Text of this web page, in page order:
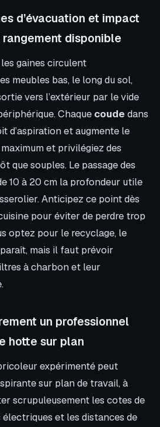
d’évacuation et impact
disponible
gaines circulent
meubles bas, le long du sol,
vers l’extérieur par le vide
Chaque coude dans
d’aspiration et augmente le
et privilégiez des
que souples. Le passage des
10 à 20 cm la profondeur utile
Anticipez ce point dès
pour éviter de perdre trop
optez pour le recyclage, le
mais il faut prévoir
à charbon et leur
un professionnel
hotte sur plan
expérimenté peut
sur plan de travail, à
scrupuleusement les cotes de
électriques et les distances de